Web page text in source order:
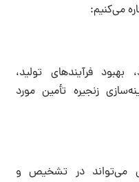
فرآیندهای تولید،
زنجیره تأمین مورد
می‌تواند در تشخیص و